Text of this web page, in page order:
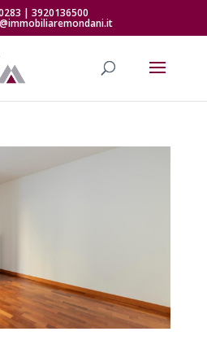
| 3920136500